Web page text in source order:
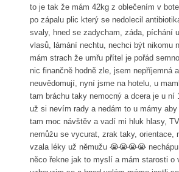
to je tak že mám 42kg z oblečením v
po zápalu plic který se nedolecil
svaly, hned se zadycham, záda, píchání
vlasů, lámání nechtu, nechci být nikomu
mám strach že umřu přítel je pořád
nic finančně hodně zle, jsem nepříjemná
neuvědomují, nyní jsme na hotelu, u
tam bráchu taky nemocný a dcera je u ní
už si nevím rady a nedám to u mámy
tam moc návštěv a vadí mi hluk hlasy,
nemůžu se vycurat, zrak taky, orientace,
vzala léky už němužu 😭😭😭😭
něco řekne jak to myslí a mám starosti o